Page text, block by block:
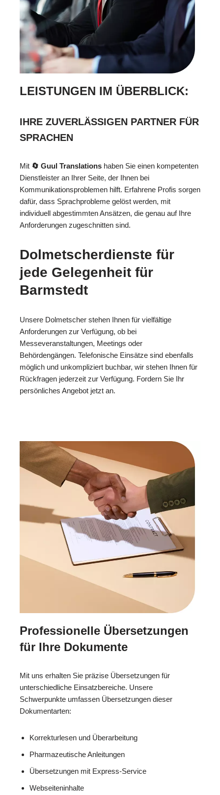
LEISTUNGEN IM ÜBERBLICK:
IHRE ZUVERLÄSSIGEN PARTNER FÜR
SPRACHEN
Mit 🔄 Guul Translations haben Sie einen kompetenten
Dienstleister an Ihrer Seite, der Ihnen bei
Kommunikationsproblemen hilft. Erfahrene Profis sorgen
dafür, dass Sprachprobleme gelöst werden, mit
individuell abgestimmten Ansätzen, die genau auf Ihre
Anforderungen zugeschnitten sind.
Dolmetscherdienste für
jede Gelegenheit für
Barmstedt
Unsere Dolmetscher stehen Ihnen für vielfältige
Anforderungen zur Verfügung, ob bei
Messeveranstaltungen, Meetings oder
Behördengängen. Telefonische Einsätze sind ebenfalls
möglich und unkompliziert buchbar, wir stehen Ihnen für
Rückfragen jederzeit zur Verfügung. Fordern Sie Ihr
persönliches Angebot jetzt an.
Professionelle Übersetzungen
für Ihre Dokumente
Mit uns erhalten Sie präzise Übersetzungen für
unterschiedliche Einsatzbereiche. Unsere
Schwerpunkte umfassen Übersetzungen dieser
Dokumentarten:
Korrekturlesen und Überarbeitung
Pharmazeutische Anleitungen
Übersetzungen mit Express-Service
Webseiteninhalte